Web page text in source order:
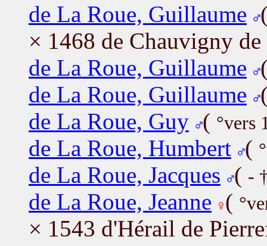
de La Roue, Guillaume
× 1468 de Chauvigny
de La Roue, Guillaume
de La Roue, Guillaume
de La Roue, Guy ( °vers
de La Roue, Humbert (
de La Roue, Jacques ( -
de La Roue, Jeanne (
× 1543 d'Hérail de